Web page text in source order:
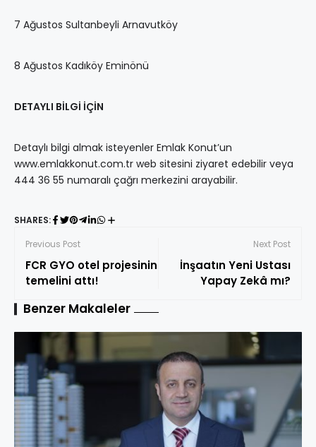
7 Ağustos Sultanbeyli Arnavutköy
8 Ağustos Kadıköy Eminönü
DETAYLI BİLGİ İÇİN
Detaylı bilgi almak isteyenler Emlak Konut’un
www.emlakkonut.com.tr web sitesini ziyaret edebilir veya
444 36 55 numaralı çağrı merkezini arayabilir.
SHARES:
Previous Post
FCR GYO otel projesinin
temelini attı!
Next Post
İnşaatın Yeni Ustası
Yapay Zekâ mı?
Benzer Makaleler